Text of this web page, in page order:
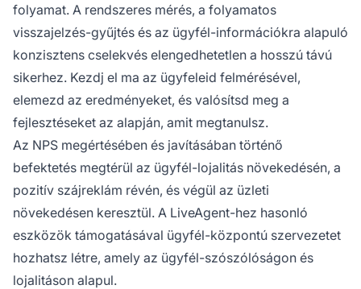
folyamat. A rendszeres mérés, a folyamatos
visszajelzés-gyűjtés és az ügyfél-információkra alapuló
konzisztens cselekvés elengedhetetlen a hosszú távú
sikerhez. Kezdj el ma az ügyfeleid felmérésével,
elemezd az eredményeket, és valósítsd meg a
fejlesztéseket az alapján, amit megtanulsz.
Az NPS megértésében és javításában történő
befektetés megtérül az ügyfél-lojalitás növekedésén, a
pozitív szájreklám révén, és végül az üzleti
növekedésen keresztül. A LiveAgent-hez hasonló
eszközök támogatásával ügyfél-központú szervezetet
hozhatsz létre, amely az ügyfél-szószólóságon és
lojalitáson alapul.